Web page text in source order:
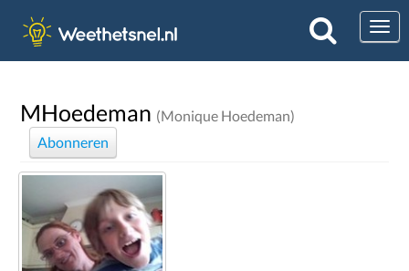
MHoedeman (Monique Hoedeman)
Abonneren